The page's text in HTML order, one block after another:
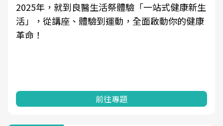
2025年，就到良醫生活祭體驗「一站式健康新生
活」，從講座、體驗到運動，全面啟動你的健康
革命！
前往專題